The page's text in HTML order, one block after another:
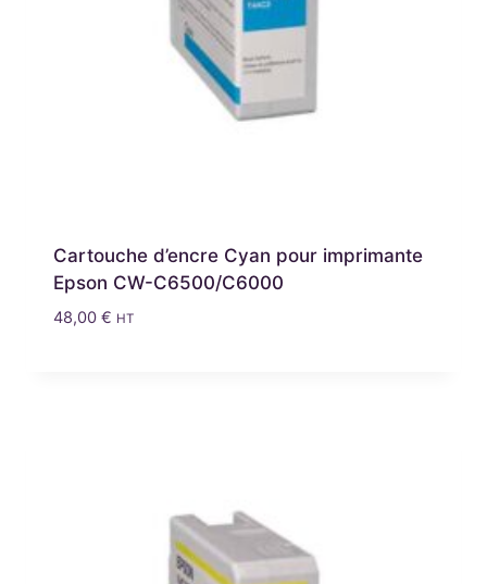
Cartouche d’encre Cyan pour imprimante
Epson CW-C6500/C6000
48,00 € HT